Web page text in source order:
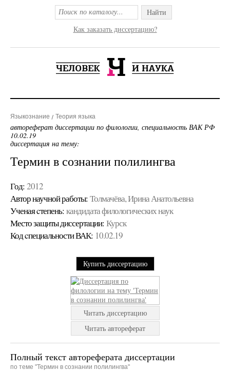
Найти
Как заказать диссертацию?
Языкознание Теория языка
автореферат диссертации по филологии, специальность ВАК РФ
10.02.19
диссертация на тему:
Термин в сознании полилингва
Год: 2012
Автор научной работы: Толмачёва, Ирина Анатольевна
Ученая cтепень: кандидата филологических наук
Место защиты диссертации: Курск
Код cпециальности ВАК: 10.02.19
Купить диссертацию
Читать диссертацию
Читать автореферат
Полный текст автореферата диссертации
по теме "Термин в сознании полилингва"